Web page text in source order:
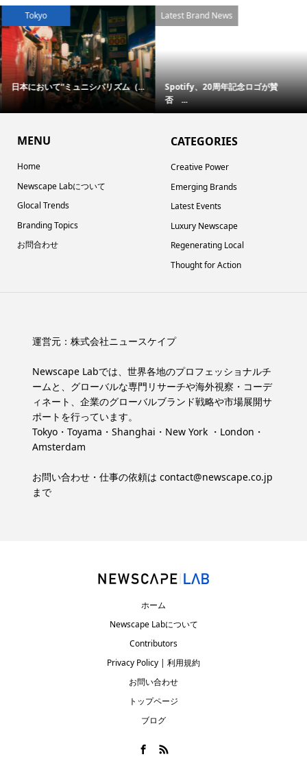
Tokyo
日本において“ミュニシパリズム（...
Latest Brand News
Spotify、20周年記念ロゴが賛
否 ...
MENU
Home
Newscape Labについて
Glocal Trends
Branding Topics
お問合わせ
CATEGORIES
Creative Power
Emerging Brands
Latest Events
Luxury Newscape
Regenerating Local
Thought for Action
運営元： 株式会社ニュースケイプ
Newscape Labでは、世界各地のプロフェッショナルチ
ームと、グローバルな専門リサーチや海外視察・コーデ
ィネート、企業のグローバルブランド戦略や市場展開サ
ポートを行っています。
Tokyo・Toyama・Shanghai・New York ・London・
Amsterdam
お問い合わせ・仕事の依頼は contact@newscape.co.jp
まで
ホーム
Newscape Labについて
Contributors
Privacy Policy | 利用規約
お問い合わせ
トップページ
ブログ